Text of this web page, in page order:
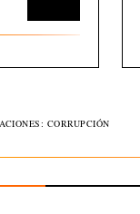
CORRUPCIÓN